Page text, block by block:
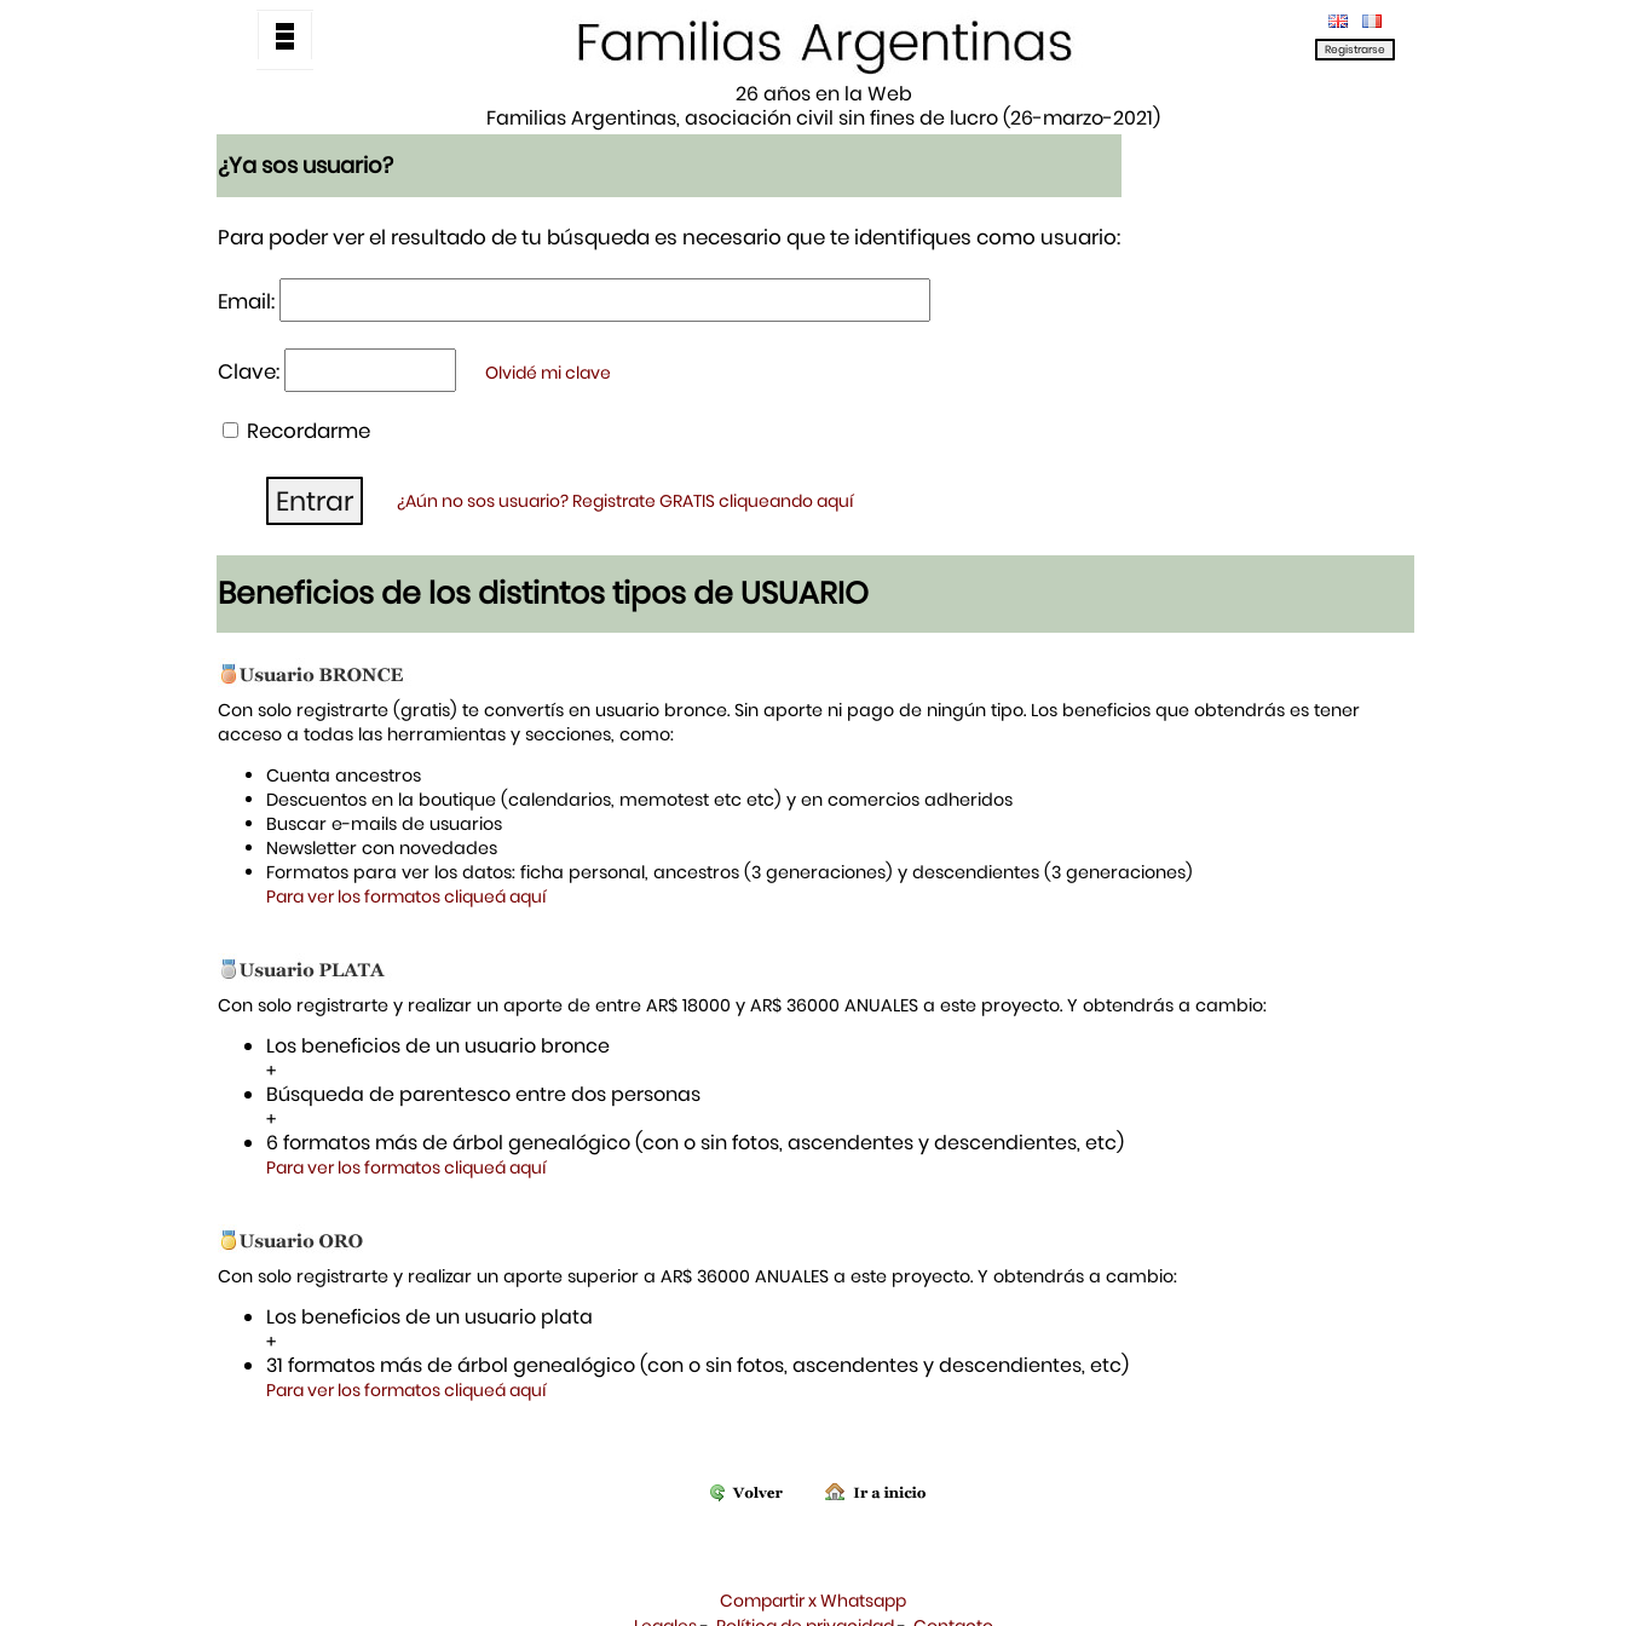
26 años en la Web
Familias Argentinas, asociación civil sin fines de lucro (26-marzo-2021)
¿Ya sos usuario?
Para poder ver el resultado de tu búsqueda es necesario que te identifiques como usuario:
Email:
Clave: Olvidé mi clave
Recordarme
¿Aún no sos usuario? Registrate GRATIS cliqueando aquí
Beneficios de los distintos tipos de USUARIO
Con solo registrarte (gratis) te convertís en usuario bronce. Sin aporte ni pago de ningún tipo. Los beneficios que obtendrás es tener
acceso a todas las herramientas y secciones, como:
Cuenta ancestros
Descuentos en la boutique (calendarios, memotest etc etc) y en comercios adheridos
Buscar e-mails de usuarios
Newsletter con novedades
Formatos para ver los datos: ficha personal, ancestros (3 generaciones) y descendientes (3 generaciones)
Para ver los formatos cliqueá aquí
Con solo registrarte y realizar un aporte de entre AR$ 18000 y AR$ 36000 ANUALES a este proyecto. Y obtendrás a cambio:
Los beneficios de un usuario bronce
+
Búsqueda de parentesco entre dos personas
+
6 formatos más de árbol genealógico (con o sin fotos, ascendentes y descendientes, etc)
Para ver los formatos cliqueá aquí
Con solo registrarte y realizar un aporte superior a AR$ 36000 ANUALES a este proyecto. Y obtendrás a cambio:
Los beneficios de un usuario plata
+
31 formatos más de árbol genealógico (con o sin fotos, ascendentes y descendientes, etc)
Para ver los formatos cliqueá aquí
Compartir x Whatsapp